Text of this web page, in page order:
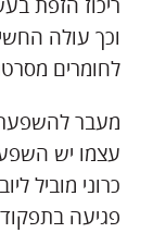
ריכוז הזפת
וכך עולה
לחומרים
מעבר להשפעת
עצמו יש
פגיעה